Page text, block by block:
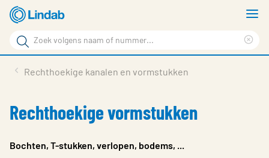
naar
hoofdinhoud
Zoek
Zoek
Contact
Rechthoekige kanalen en vormstukken
Rechthoekige vormstukken
Bochten, T-stukken, verlopen, bodems, ...